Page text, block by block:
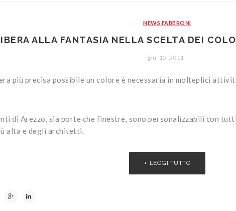
NEWS FABBRONI
ALLA FANTASIA NELLA SCELTA DEI
giu 15 2011
più precisa possibile un colore è necessaria in molteplici
di Arezzo, sia porte che finestre, sono personalizzabili con
alta e degli architetti.
LEGGI TUTTO